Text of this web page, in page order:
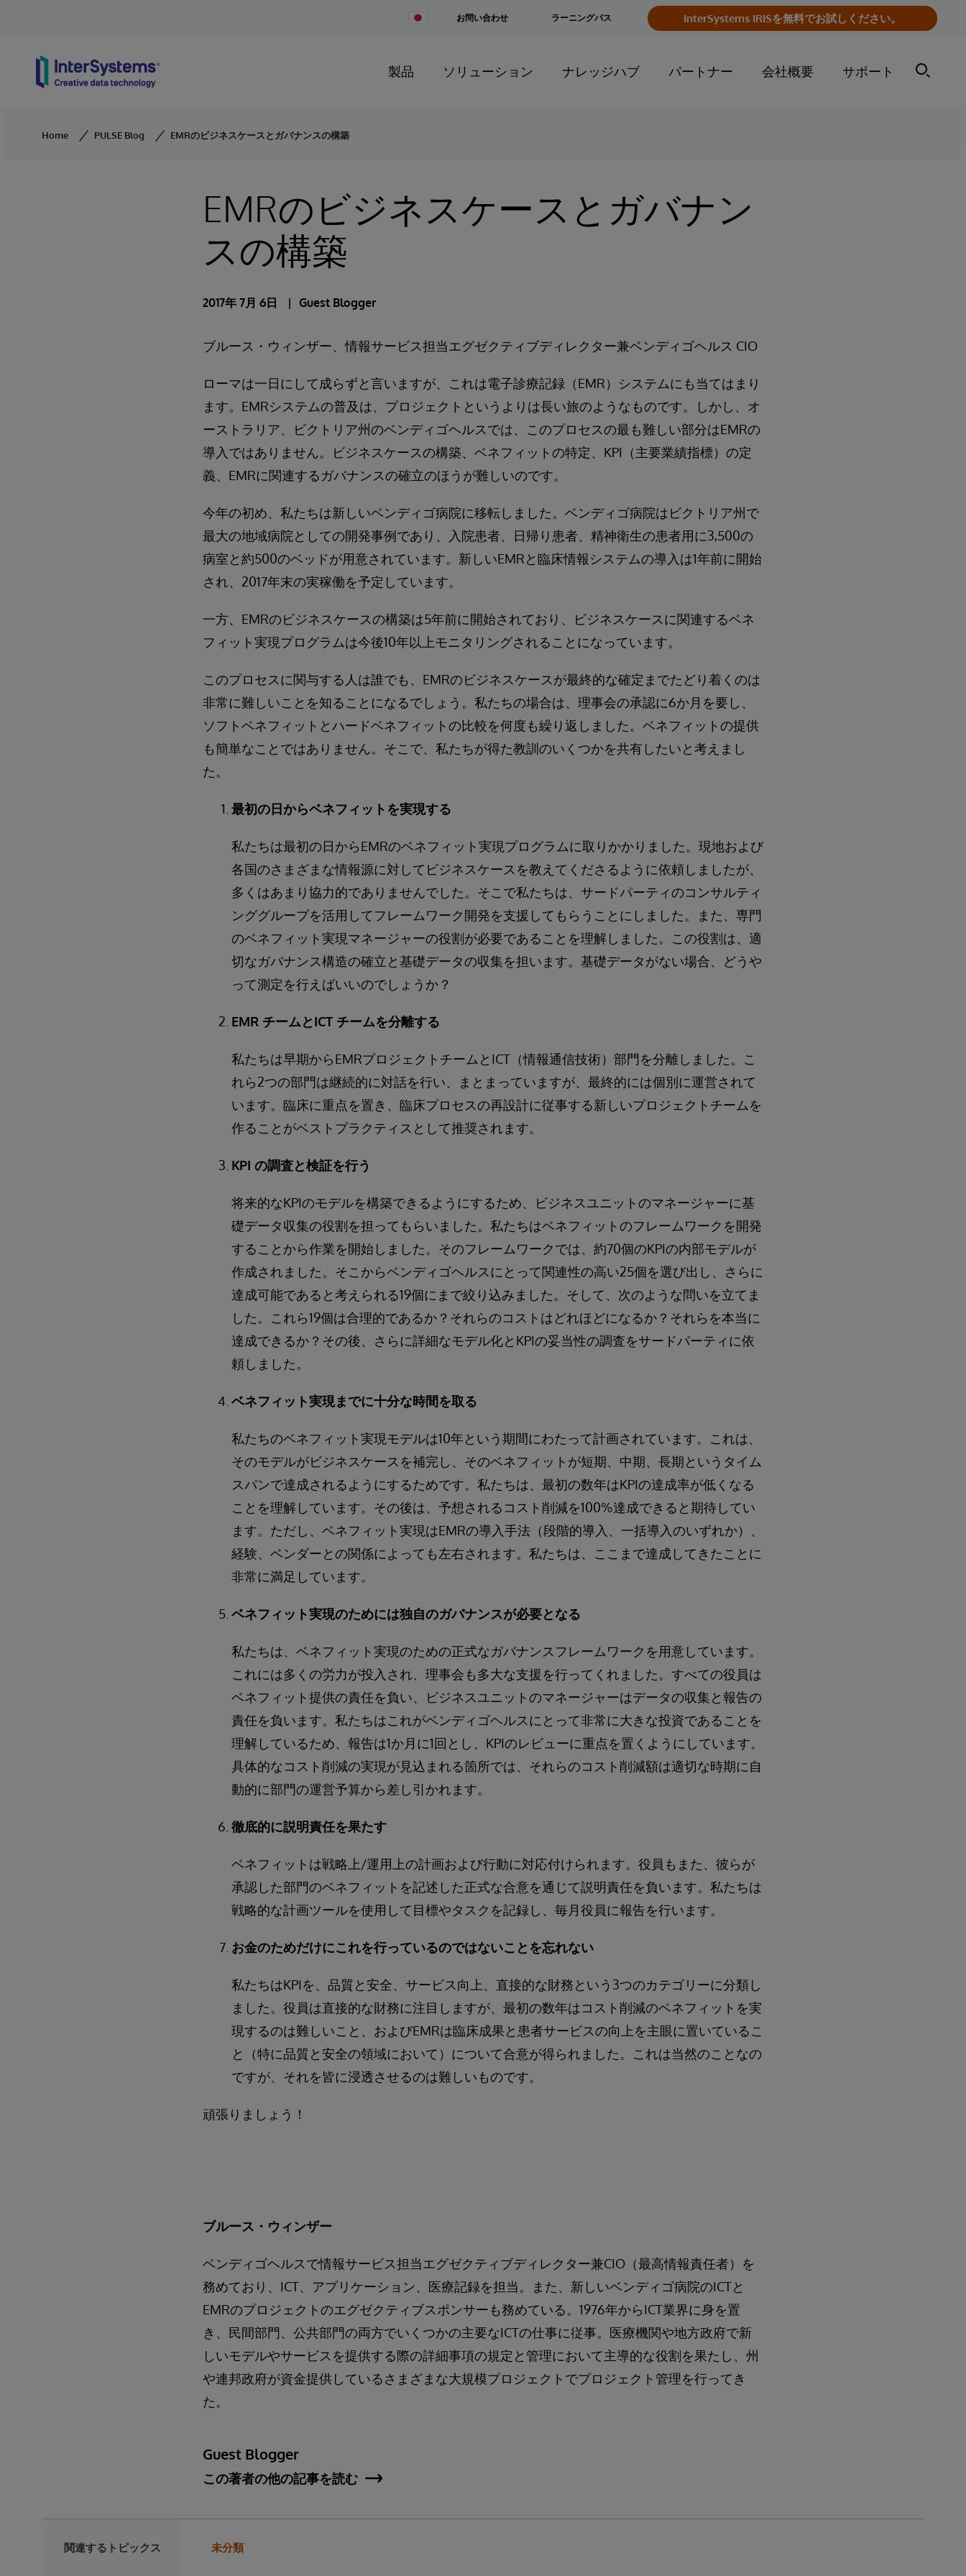
Change
お問い合わせ InterSystems IRISを無料でお試しください。
ラーニングパス
製品 ソリューション ナレッジハブ パートナー 会社概要 サポート
Home PULSE Blog EMRのビジネスケースとガバナンスの構築
EMRのビジネスケースとガバナン
スの構築
2017年 7月 6日 Guest Blogger
ブルース・ウィンザー、情報サービス担当エグゼクティブディレクター兼ベンディゴヘルス CIO
ローマは一日にして成らずと言いますが、これは電子診療記録（EMR）システムにも当てはまり
ます。EMRシステムの普及は、プロジェクトというよりは長い旅のようなものです。しかし、オ
ーストラリア、ビクトリア州のベンディゴヘルスでは、このプロセスの最も難しい部分はEMRの
導入ではありません。ビジネスケースの構築、ベネフィットの特定、KPI（主要業績指標）の定
義、EMRに関連するガバナンスの確立のほうが難しいのです。
今年の初め、私たちは新しいベンディゴ病院に移転しました。ベンディゴ病院はビクトリア州で
最大の地域病院としての開発事例であり、入院患者、日帰り患者、精神衛生の患者用に3,500の
病室と約500のベッドが用意されています。新しいEMRと臨床情報システムの導入は1年前に開始
され、2017年末の実稼働を予定しています。
一方、EMRのビジネスケースの構築は5年前に開始されており、ビジネスケースに関連するベネ
フィット実現プログラムは今後10年以上モニタリングされることになっています。
このプロセスに関与する人は誰でも、EMRのビジネスケースが最終的な確定までたどり着くのは
非常に難しいことを知ることになるでしょう。私たちの場合は、理事会の承認に6か月を要し、
ソフトベネフィットとハードベネフィットの比較を何度も繰り返しました。ベネフィットの提供
も簡単なことではありません。そこで、私たちが得た教訓のいくつかを共有したいと考えまし
た。
最初の日からベネフィットを実現する
私たちは最初の日からEMRのベネフィット実現プログラムに取りかかりました。現地および
各国のさまざまな情報源に対してビジネスケースを教えてくださるように依頼しましたが、
多くはあまり協力的でありませんでした。そこで私たちは、サードパーティのコンサルティ
ンググループを活用してフレームワーク開発を支援してもらうことにしました。また、専門
のベネフィット実現マネージャーの役割が必要であることを理解しました。この役割は、適
切なガバナンス構造の確立と基礎データの収集を担います。基礎データがない場合、どうや
って測定を行えばいいのでしょうか？
EMR チームとICT チームを分離する
私たちは早期からEMRプロジェクトチームとICT（情報通信技術）部門を分離しました。こ
れら2つの部門は継続的に対話を行い、まとまっていますが、最終的には個別に運営されて
います。臨床に重点を置き、臨床プロセスの再設計に従事する新しいプロジェクトチームを
作ることがベストプラクティスとして推奨されます。
KPI の調査と検証を行う
将来的なKPIのモデルを構築できるようにするため、ビジネスユニットのマネージャーに基
礎データ収集の役割を担ってもらいました。私たちはベネフィットのフレームワークを開発
することから作業を開始しました。そのフレームワークでは、約70個のKPIの内部モデルが
作成されました。そこからベンディゴヘルスにとって関連性の高い25個を選び出し、さらに
達成可能であると考えられる19個にまで絞り込みました。そして、次のような問いを立てま
した。これら19個は合理的であるか？それらのコストはどれほどになるか？それらを本当に
達成できるか？その後、さらに詳細なモデル化とKPIの妥当性の調査をサードパーティに依
頼しました。
ベネフィット実現までに十分な時間を取る
私たちのベネフィット実現モデルは10年という期間にわたって計画されています。これは、
そのモデルがビジネスケースを補完し、そのベネフィットが短期、中期、長期というタイム
スパンで達成されるようにするためです。私たちは、最初の数年はKPIの達成率が低くなる
ことを理解しています。その後は、予想されるコスト削減を100%達成できると期待してい
ます。ただし、ベネフィット実現はEMRの導入手法（段階的導入、一括導入のいずれか）、
経験、ベンダーとの関係によっても左右されます。私たちは、ここまで達成してきたことに
非常に満足しています。
ベネフィット実現のためには独自のガバナンスが必要となる
私たちは、ベネフィット実現のための正式なガバナンスフレームワークを用意しています。
これには多くの労力が投入され、理事会も多大な支援を行ってくれました。すべての役員は
ベネフィット提供の責任を負い、ビジネスユニットのマネージャーはデータの収集と報告の
責任を負います。私たちはこれがベンディゴヘルスにとって非常に大きな投資であることを
理解しているため、報告は1か月に1回とし、KPIのレビューに重点を置くようにしています。
具体的なコスト削減の実現が見込まれる箇所では、それらのコスト削減額は適切な時期に自
動的に部門の運営予算から差し引かれます。
徹底的に説明責任を果たす
ベネフィットは戦略上/運用上の計画および行動に対応付けられます。役員もまた、彼らが
承認した部門のベネフィットを記述した正式な合意を通じて説明責任を負います。私たちは
戦略的な計画ツールを使用して目標やタスクを記録し、毎月役員に報告を行います。
お金のためだけにこれを行っているのではないことを忘れない
私たちはKPIを、品質と安全、サービス向上、直接的な財務という3つのカテゴリーに分類し
ました。役員は直接的な財務に注目しますが、最初の数年はコスト削減のベネフィットを実
現するのは難しいこと、およびEMRは臨床成果と患者サービスの向上を主眼に置いているこ
と（特に品質と安全の領域において）について合意が得られました。これは当然のことなの
ですが、それを皆に浸透させるのは難しいものです。
頑張りましょう！
ブルース・ウィンザー
ベンディゴヘルスで情報サービス担当エグゼクティブディレクター兼CIO（最高情報責任者）を
務めており、ICT、アプリケーション、医療記録を担当。また、新しいベンディゴ病院のICTと
EMRのプロジェクトのエグゼクティブスポンサーも務めている。1976年からICT業界に身を置
き、民間部門、公共部門の両方でいくつかの主要なICTの仕事に従事。医療機関や地方政府で新
しいモデルやサービスを提供する際の詳細事項の規定と管理において主導的な役割を果たし、州
や連邦政府が資金提供しているさまざまな大規模プロジェクトでプロジェクト管理を行ってき
た。
Guest Blogger
この著者の他の記事を読む
関連するトピックス 未分類